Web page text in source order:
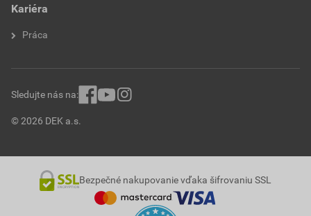
Kariéra
Práca
© 2026 DEK a.s.
Sledujte nás na:
Bezpečné nakupovanie vďaka šifrovaniu SSL